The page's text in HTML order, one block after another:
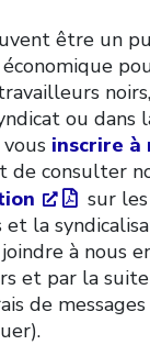
être un
ou dans
inscrire à
de consulter
sur
la
à nous
et par la
de